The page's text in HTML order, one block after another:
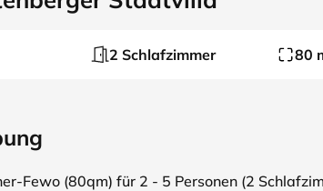
2 Schlafzimmer 80
Fewo (80qm) für 2 - 5 Personen (2